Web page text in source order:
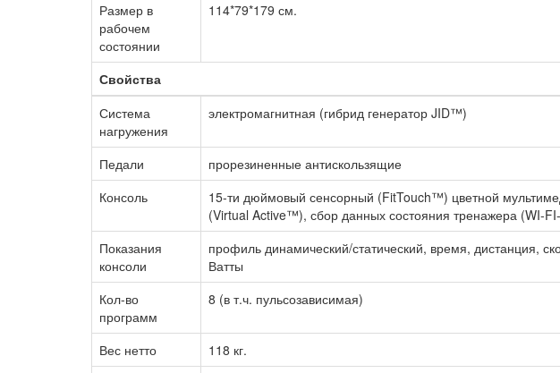
Размер в
рабочем
состоянии
114*79*179 см.
Свойства
Система
нагружения
электромагнитная (гибрид генератор JID™)
Педали
прорезиненные антискользящие
Консоль
15-ти дюймовый сенсорный (FitTouch™) цветной
(Virtual Active™), сбор данных состояния тренажера (WI-
Показания
консоли
профиль динамический/статический, время, дистанция,
Ватты
Кол-во
программ
8 (в т.ч. пульсозависимая)
Вес нетто
118 кг.